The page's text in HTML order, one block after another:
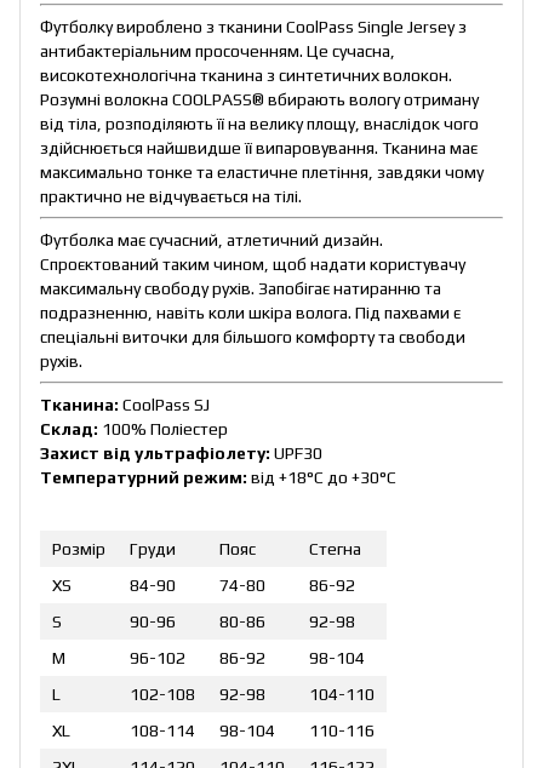
Футболку вироблено з тканини CoolPass Single Jersey з
антибактеріальним просоченням. Це сучасна,
високотехнологічна тканина з синтетичних волокон.
Розумні волокна COOLPASS® вбирають вологу отриману
від тіла, розподіляють її на велику площу, внаслідок чого
здійснюється найшвидше її випаровування. Тканина має
максимально тонке та еластичне плетіння, завдяки чому
практично не відчувається на тілі.
Футболка має сучасний, атлетичний дизайн.
Спроєктований таким чином, щоб надати користувачу
максимальну свободу рухів. Запобігає натиранню та
подразненню, навіть коли шкіра волога. Під пахвами є
спеціальні виточки для більшого комфорту та свободи
рухів.
Тканина: CoolPass SJ
Склад: 100% Поліестер
Захист від ультрафіолету: UPF30
Температурний режим: від +18°C до +30°C
Розмір Груди Пояс
Стегна
XS
84-90 74-80
86-92
S
90-96 80-86
92-98
M
96-102 86-92
98-104
L
102-108 92-98
104-110
XL
108-114 98-104
110-116